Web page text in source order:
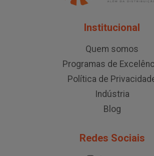
Institucional
Quem somos
Programas de
Política de
Indústria
Blog
Redes Sociais